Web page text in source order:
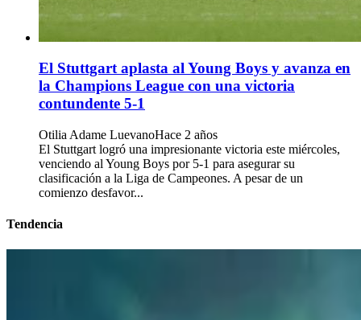
El Stuttgart aplasta al Young Boys y avanza en
la Champions League con una victoria
contundente 5-1
Otilia Adame LuevanoHace 2 años
El Stuttgart logró una impresionante victoria este miércoles,
venciendo al Young Boys por 5-1 para asegurar su
clasificación a la Liga de Campeones. A pesar de un
comienzo desfavor...
Tendencia